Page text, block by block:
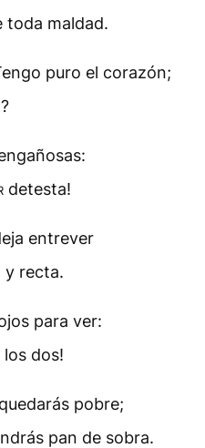
toda maldad.
puro el corazón;
detesta!
entrever
y recta.
para ver:
dos!
pobre;
pan de sobra.